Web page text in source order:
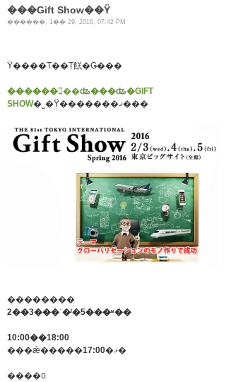
���Gift Show��Ÿ
������, 1�� 29, 2016, 07:42 PM
Ÿ����Τ��Τ餻�Ǥ���
������󥿡��ʥ���ʥ�GIFT
SHOW
�˽�Ÿ�������ޤ���
��������
2��3���ʿ�ˡ�5���ʶ��
10:00��18:00
���ǽ�����17:00 �ޤ�
����ꢡ